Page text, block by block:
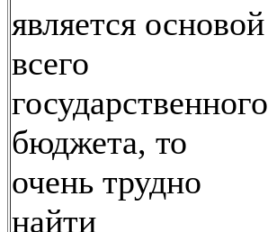
является основой
всего
государственного
бюджета, то
очень трудно
найти